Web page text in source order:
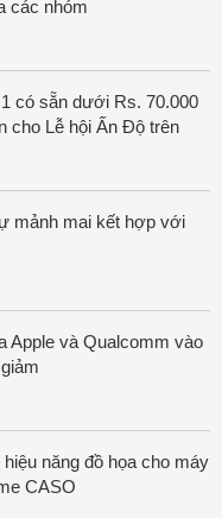
các nhóm
có sẵn dưới Rs. 70.000
cho Lễ hội Ấn Độ trên
mảnh mai kết hợp với
Apple và Qualcomm vào
năng đồ họa cho máy
CASO